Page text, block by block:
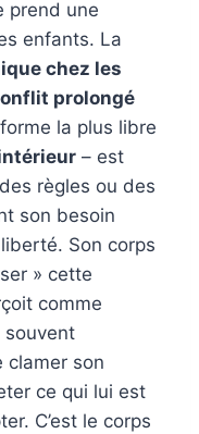
prend une
enfants. La
chez les
prolongé
la plus libre
– est
règles ou des
son besoin
Son corps
» cette
comme
souvent
clamer son
ce qui lui est
C’est le corps